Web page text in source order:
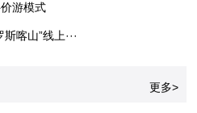
游模式
喀山”线上···
更多>